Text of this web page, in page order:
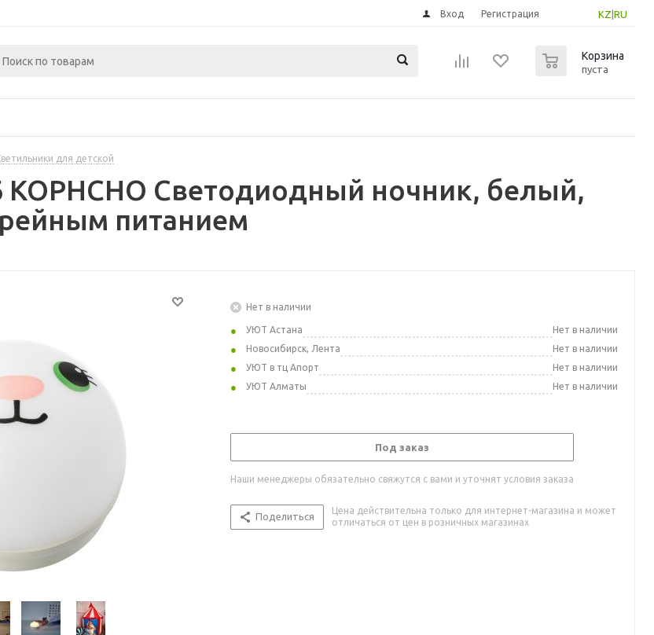
KZ RU
Вход Регистрация
Корзина
пуста
для детской
КОРНСНО Светодиодный ночник, белый,
питанием
Нет в наличии
УЮТ Астана
Нет в наличии
Новосибирск, Лента
Нет в наличии
УЮТ в тц Апорт
Нет в наличии
УЮТ Алматы
Нет в наличии
Под заказ
Наши менеджеры обязательно свяжутся с вами и уточнят условия заказа
Поделиться
Цена действительна только для интернет-магазина и может
отличаться от цен в розничных магазинах